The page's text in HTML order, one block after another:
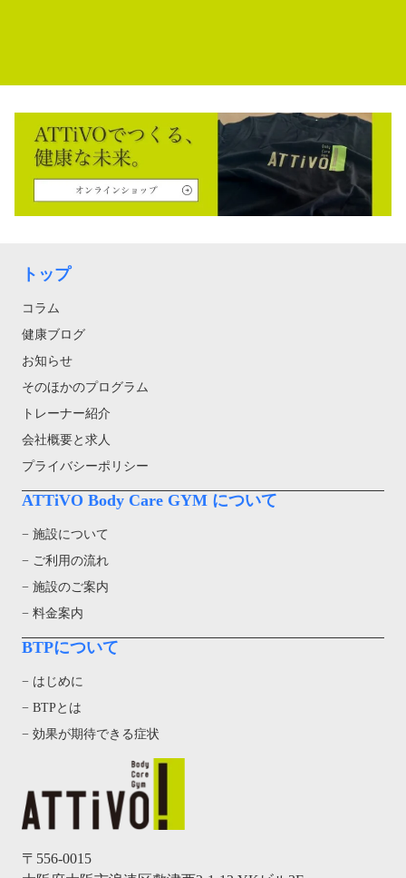
〒556-0015
トップ
コラム
健康ブログ
お知らせ
そのほかのプログラム
トレーナー紹介
会社概要と求人
プライバシーポリシー
ATTiVO Body Care GYM について
− 施設について
− ご利用の流れ
− 施設のご案内
− 料金案内
BTPについて
− はじめに
− BTPとは
− 効果が期待できる症状